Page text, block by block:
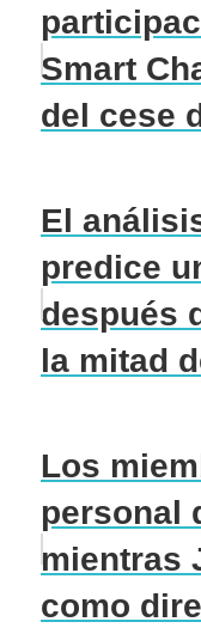
Smart
del cese
El
predice
después
la mitad
Los
personal
mientras
como